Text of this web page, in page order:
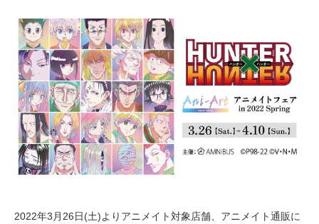
2022年3月26日(土)よりアニメイト対象店舗、アニメイト通販に